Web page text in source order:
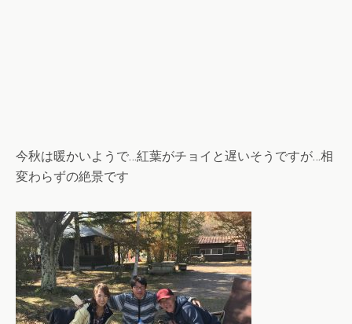
今秋は暖かいようで…紅葉がチョイと遅いそうですが…相
変わらずの絶景です